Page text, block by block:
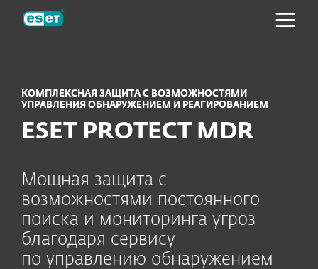
КОМПЛЕКСНАЯ ЗАЩИТА С ВОЗМОЖНОСТЯМИ
УПРАВЛЕНИЯ ОБНАРУЖЕНИЕМ И РЕАГИРОВАНИЕМ
ESET PROTECT MDR
Мощная защита с
возможностями постоянного
поиска и мониторинга угроз
благодаря сервису
по управлению обнаружением
ESET